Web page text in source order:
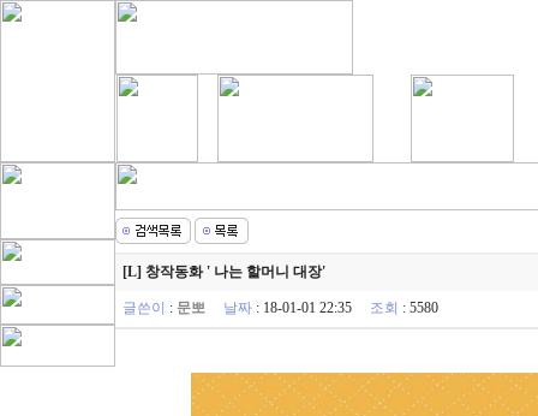
[L] 창작동화 ' 나는 할머니 대장'
글쓴이 : 문뽀 날짜 : 18-01-01 22:35 조회 : 5580